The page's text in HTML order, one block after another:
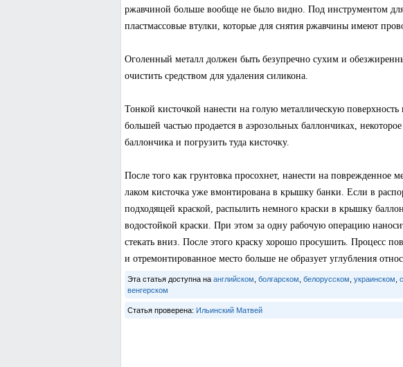
ржавчиной больше вообще не было видно. Под инструментом
пластмассовые втулки, которые для снятия ржавчины имеют
Оголенный металл должен быть безупречно сухим и
очистить средством для удаления силикона.
Тонкой кисточкой нанести на голую металлическую
большей частью продается в аэрозольных баллончиках,
баллончика и погрузить туда кисточку.
После того как грунтовка просохнет, нанести на поврежденное
лаком кисточка уже вмонтирована в крышку банки. Если в
подходящей краской, распылить немного краски в крышку
водостойкой краски. При этом за одну рабочую операцию
стекать вниз. После этого краску хорошо просушить. Процесс
и отремонтированное место больше не образует углубления
Эта статья доступна на английском болгарском белорусском украинском
венгерском
Статья проверена: Ильинский Матвей